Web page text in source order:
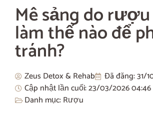
Mê sảng do
làm thế nào để
tránh?
Zeus Detox & Rehab Đã đăng:31/
Cập nhật lần cuối: 23/03/202604:46
Danh mục:Rượu